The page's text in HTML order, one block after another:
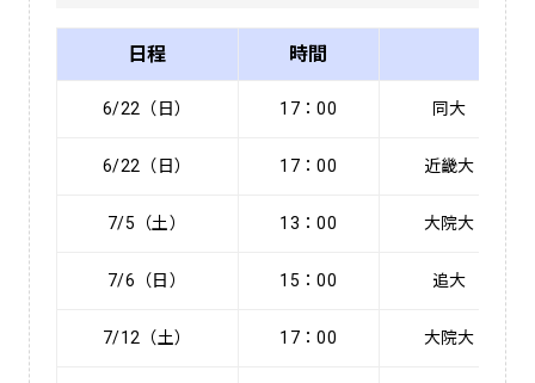
日程 時間
6/22（日） 17：00 同大
6/22（日） 17：00 近畿大
7/5（土） 13：00 大院大
7/6（日） 15：00 追大
7/12（土） 17：00 大院大